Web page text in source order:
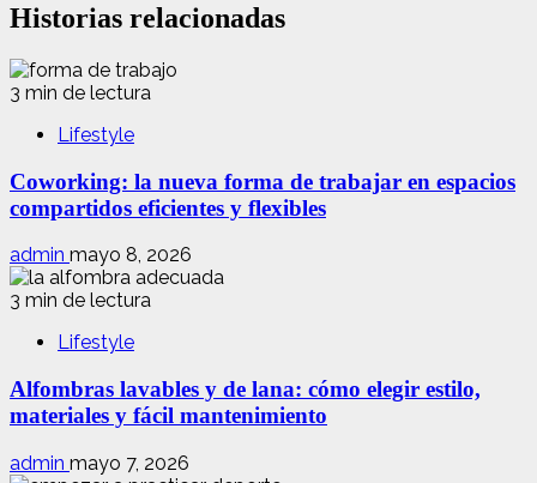
Historias relacionadas
3 min de lectura
Lifestyle
Coworking: la nueva forma de trabajar en espacios
compartidos eficientes y flexibles
admin mayo 8, 2026
3 min de lectura
Lifestyle
Alfombras lavables y de lana: cómo elegir estilo,
materiales y fácil mantenimiento
admin mayo 7, 2026